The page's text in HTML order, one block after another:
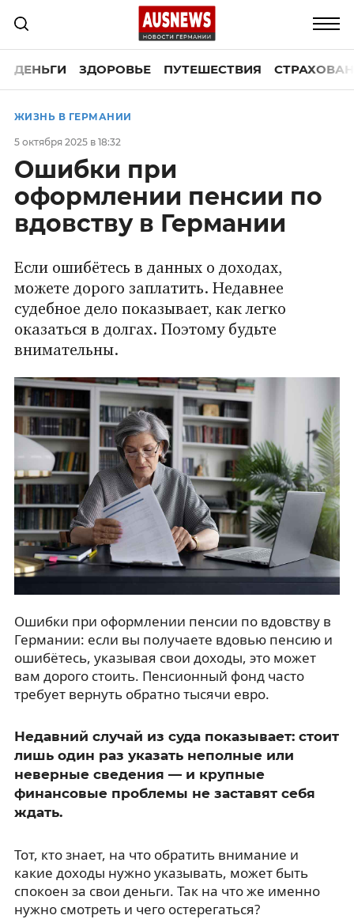
ДЕНЬГИ ЗДОРОВЬЕ ПУТЕШЕСТВИЯ
ЖИЗНЬ В ГЕРМАНИИ
5 октября 2025 в 18:32
Ошибки при
оформлении пенсии по
вдовству в Германии
Если ошибётесь в данных о доходах,
можете дорого заплатить. Недавнее
судебное дело показывает, как легко
оказаться в долгах. Поэтому будьте
внимательны.
Ошибки при оформлении пенсии по вдовству в
Германии: если вы получаете вдовью пенсию и
ошибётесь, указывая свои доходы, это может
вам дорого стоить. Пенсионный фонд часто
требует вернуть обратно тысячи евро.
Недавний случай из суда показывает: стоит
лишь один раз указать неполные или
неверные сведения — и крупные
финансовые проблемы не заставят себя
ждать.
Тот, кто знает, на что обратить внимание и
какие доходы нужно указывать, может быть
спокоен за свои деньги. Так на что же именно
нужно смотреть и чего остерегаться?